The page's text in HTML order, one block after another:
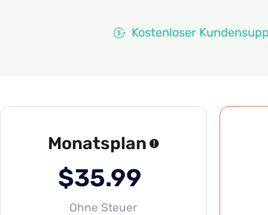
Kostenloser
Monatsplan
$35.99
Ohne Steuer